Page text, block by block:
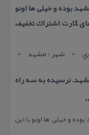
بوده و خیلی ها اونو
كارت اشتراك تخفیف
شهر : مشهد
نرسیده به سه راه
و خیلی ها اونو با این